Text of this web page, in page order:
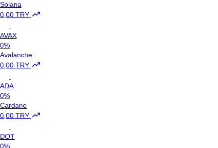
Solana
0,00 TRY
AVAX
0%
Avalanche
0,00 TRY
ADA
0%
Cardano
0,00 TRY
DOT
0%